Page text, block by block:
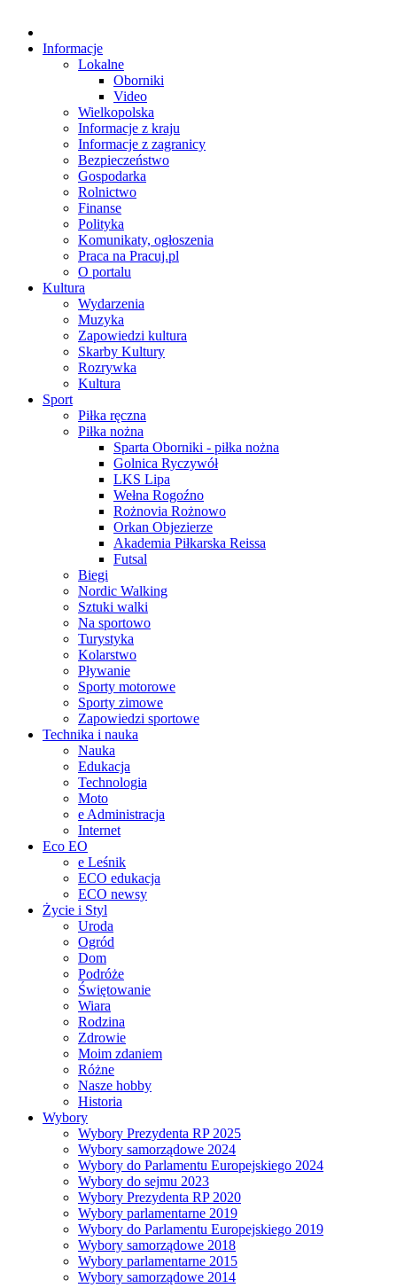
Informacje
Lokalne
Oborniki
Video
Wielkopolska
Informacje z kraju
Informacje z zagranicy
Bezpieczeństwo
Gospodarka
Rolnictwo
Finanse
Polityka
Komunikaty, ogłoszenia
Praca na Pracuj.pl
O portalu
Kultura
Wydarzenia
Muzyka
Zapowiedzi kultura
Skarby Kultury
Rozrywka
Kultura
Sport
Piłka ręczna
Piłka nożna
Sparta Oborniki - piłka nożna
Golnica Ryczywół
LKS Lipa
Wełna Rogoźno
Rożnovia Rożnowo
Orkan Objezierze
Akademia Piłkarska Reissa
Futsal
Biegi
Nordic Walking
Sztuki walki
Na sportowo
Turystyka
Kolarstwo
Pływanie
Sporty motorowe
Sporty zimowe
Zapowiedzi sportowe
Technika i nauka
Nauka
Edukacja
Technologia
Moto
e Administracja
Internet
Eco EO
e Leśnik
ECO edukacja
ECO newsy
Życie i Styl
Uroda
Ogród
Dom
Podróże
Świętowanie
Wiara
Rodzina
Zdrowie
Moim zdaniem
Różne
Nasze hobby
Historia
Wybory
Wybory Prezydenta RP 2025
Wybory samorządowe 2024
Wybory do Parlamentu Europejskiego 2024
Wybory do sejmu 2023
Wybory Prezydenta RP 2020
Wybory parlamentarne 2019
Wybory do Parlamentu Europejskiego 2019
Wybory samorządowe 2018
Wybory parlamentarne 2015
Wybory samorządowe 2014